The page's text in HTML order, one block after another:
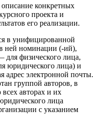
конкретных
проекта и
его реализации.
в унифицированной
ней номинации (-ий),
физического лица,
юридического лица) и
адрес электронной почты.
группой авторов, в
всех авторах и их
лица
с указанием